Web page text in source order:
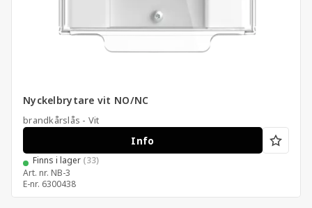
Nyckelbrytare vit NO/NC
brandkårslås - Vit
Info
Finns i lager (33)
Art. nr. NB-3
E-nr. 6300438